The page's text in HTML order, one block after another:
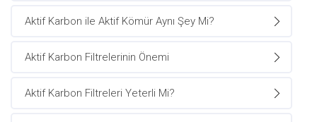
Aktif Karbon ile Aktif Kömür Aynı Şey Mi?
Aktif Karbon Filtrelerinin Önemi
Aktif Karbon Filtreleri Yeterli Mi?